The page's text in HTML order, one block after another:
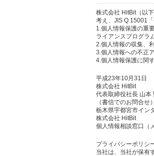
株式会社 HitBit（以
考え、JIS Q 15001
1.個人情報保護の重
ライアンスプログラ
2.個人情報の収集、
3.個人情報への不正
4.個人情報保護に関
平成23年10月31日
株式会社 HitBit
代表取締役社長 山本
（書信でのお問合せ）
栃木県宇都宮市イン
株式会社 HitBit
個人情報相談窓口（
プライバシーポリシ
当社は、当社が保有